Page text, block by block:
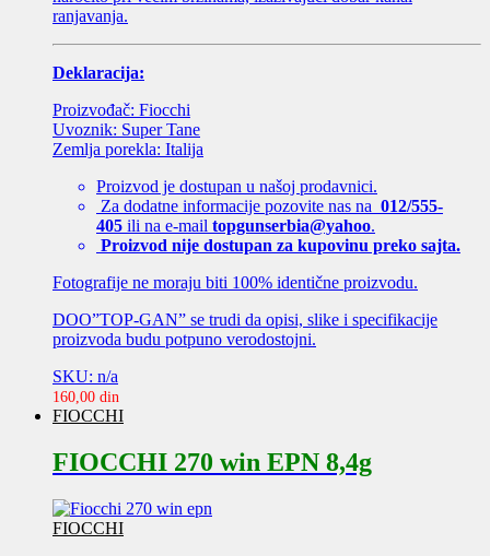
ranjavanja.
Deklaracija:
Proizvođač: Fiocchi
Uvoznik: Super Tane
Zemlja porekla: Italija
Proizvod je dostupan u našoj prodavnici.
Za dodatne informacije pozovite nas na 012/555-
405 ili na e-mail topgunserbia@yahoo.
Proizvod nije dostupan za kupovinu preko sajta.
Fotografije ne moraju biti 100% identične proizvodu.
DOO”TOP-GAN” se trudi da opisi, slike i specifikacije
proizvoda budu potpuno verodostojni.
SKU: n/a
160,00 din
FIOCCHI
FIOCCHI 270 win EPN 8,4g
FIOCCHI